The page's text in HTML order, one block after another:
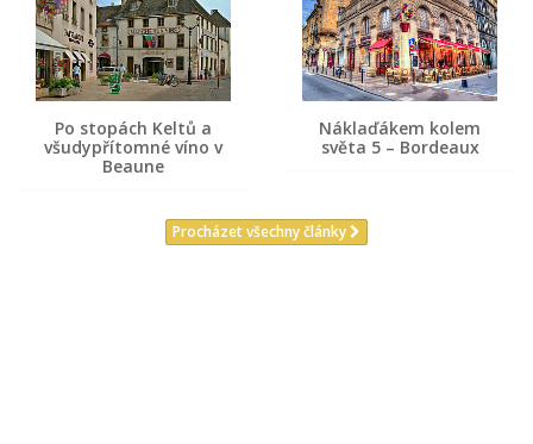
Po stopách Keltů a
všudypřítomné víno v
Beaune
Náklaďákem kolem
světa 5 – Bordeaux
Procházet všechny články